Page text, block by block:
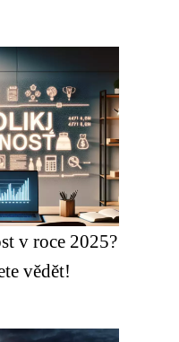
v roce 2025?
vědět!